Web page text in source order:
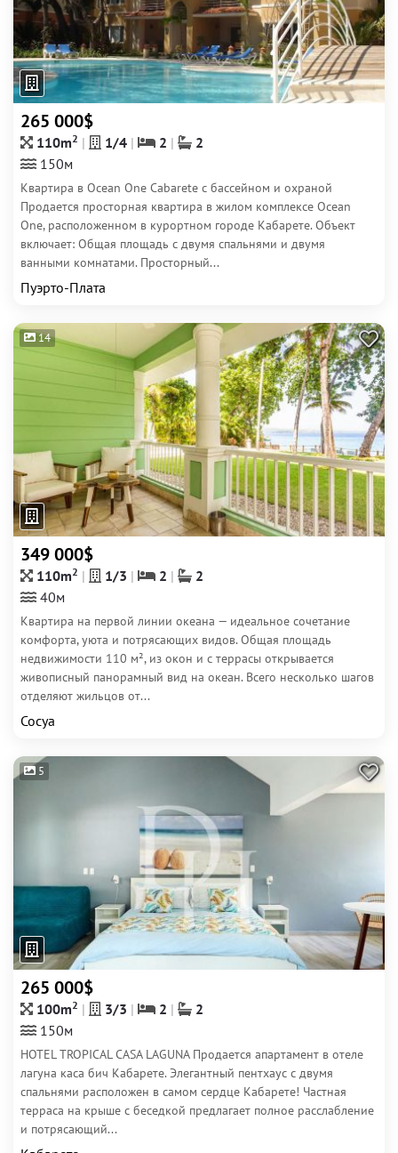
265 000$
110m2 1/4 2
2
150м
Квартира в Ocean One Cabarete с бассейном и охраной
Продается просторная квартира в жилом комплексе Ocean
One, расположенном в курортном городе Кабарете. Объект
включает: Общая площадь с двумя спальнями и двумя
ванными комнатами. Просторный...
Пуэрто-Плата
14
349 000$
110m2 1/3 2
2
40м
Квартира на первой линии океана — идеальное сочетание
комфорта, уюта и потрясающих видов. Общая площадь
недвижимости 110 м², из окон и с террасы открывается
живописный панорамный вид на океан. Всего несколько шагов
отделяют жильцов от...
Сосуа
5
265 000$
100m2 3/3 2
2
150м
HOTEL TROPICAL CASA LAGUNA Продается апартамент в отеле
лагуна каса бич Кабарете. Элегантный пентхаус с двумя
спальнями расположен в самом сердце Кабарете! Частная
терраса на крыше с беседкой предлагает полное расслабление
и потрясающий...